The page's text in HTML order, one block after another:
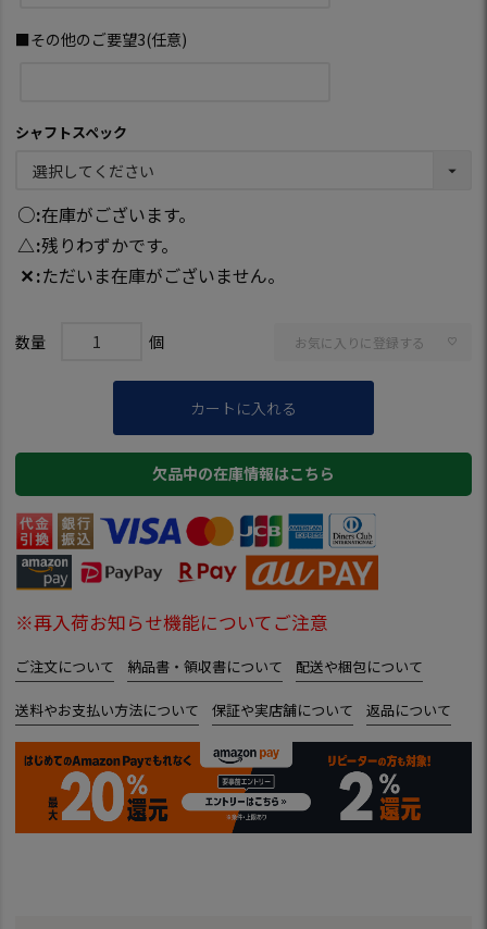
■その他のご要望3(任意)
シャフトスペック
○ 在庫がございます。
△ 残りわずかです。
✕ ただいま在庫がございません。
お気に入りに登録する
カートに入れる
欠品中の在庫情報はこちら
※再入荷お知らせ機能についてご注意
ご注文について 納品書・領収書について 配送や梱包について
送料やお支払い方法について 保証や実店舗について 返品について